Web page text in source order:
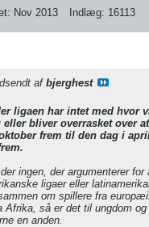
Nov 2013 Indlæg: 16113
af bjerghest
ligaen har intet med hvor
bliver overrasket over
frem til den dag i
ingen, der argumenterer
ligaer eller
om spillere fra
Afrika, så er det til ungdom
en anden.